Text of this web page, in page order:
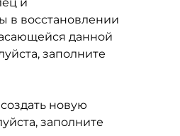
в восстановлении
данной
заполните
новую
заполните